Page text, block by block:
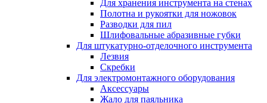
Для хранения инструмента на стенах
Полотна и рукоятки для ножовок
Разводки для пил
Шлифовальные абразивные губки
Для штукатурно-отделочного инструмента
Лезвия
Скребки
Для электромонтажного оборудования
Аксессуары
Жало для паяльника